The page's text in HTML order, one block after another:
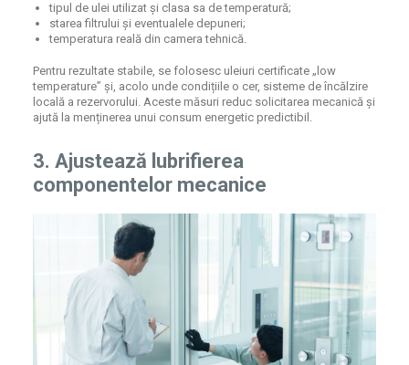
tipul de ulei utilizat și clasa sa de temperatură;
starea filtrului și eventualele depuneri;
temperatura reală din camera tehnică.
Pentru rezultate stabile, se folosesc uleiuri certificate „low
temperature” și, acolo unde condițiile o cer, sisteme de încălzire
locală a rezervorului. Aceste măsuri reduc solicitarea mecanică și
ajută la menținerea unui consum energetic predictibil.
3. Ajustează lubrifierea
componentelor mecanice